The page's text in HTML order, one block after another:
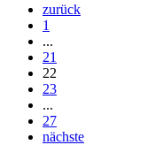
zurück
1
...
21
22
23
...
27
nächste